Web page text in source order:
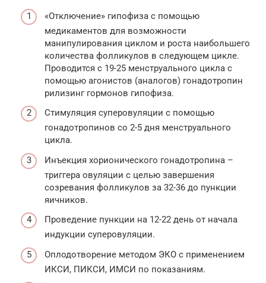
«Отключение» гипофиза с помощью
медикаментов для возможности
манипулирования циклом и роста наибольшего
количества фолликулов в следующем цикле.
Проводится с 19-25 менструального цикла с
помощью агонистов (аналогов) гонадотропин
рилизинг гормонов гипофиза.
Стимуляция суперовуляции с помощью
гонадотропинов со 2-5 дня менструального
цикла.
Инъекция хорионического гонадотропина –
триггера овуляции с целью завершения
созревания фолликулов за 32-36 до пункции
яичников.
Проведение пункции на 12-22 день от начала
индукции суперовуляции.
Оплодотворение методом ЭКО с применением
ИКСИ, ПИКСИ, ИМСИ по показаниям.